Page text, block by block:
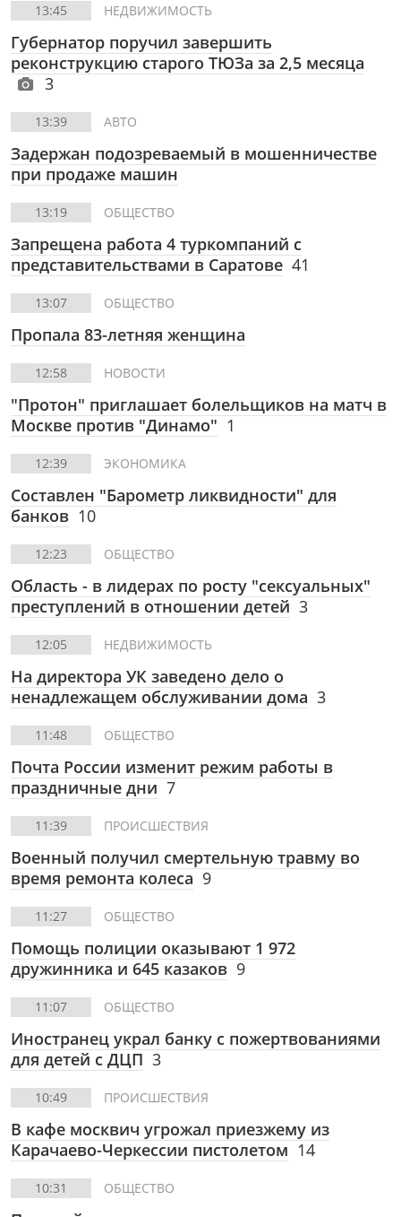
13:45 НЕДВИЖИМОСТЬ
Губернатор поручил завершить
реконструкцию старого ТЮЗа за 2,5 месяца
3
13:39 АВТО
Задержан подозреваемый в мошенничестве
при продаже машин
13:19 ОБЩЕСТВО
Запрещена работа 4 туркомпаний с
представительствами в Саратове 41
13:07 ОБЩЕСТВО
Пропала 83-летняя женщина
12:58 НОВОСТИ
"Протон" приглашает болельщиков на матч в
Москве против "Динамо" 1
12:39 ЭКОНОМИКА
Составлен "Барометр ликвидности" для
банков 10
12:23 ОБЩЕСТВО
Область - в лидерах по росту "сексуальных"
преступлений в отношении детей 3
12:05 НЕДВИЖИМОСТЬ
На директора УК заведено дело о
ненадлежащем обслуживании дома 3
11:48 ОБЩЕСТВО
Почта России изменит режим работы в
праздничные дни 7
11:39 ПРОИСШЕСТВИЯ
Военный получил смертельную травму во
время ремонта колеса 9
11:27 ОБЩЕСТВО
Помощь полиции оказывают 1 972
дружинника и 645 казаков 9
11:07 ОБЩЕСТВО
Иностранец украл банку с пожертвованиями
для детей с ДЦП 3
10:49 ПРОИСШЕСТВИЯ
В кафе москвич угрожал приезжему из
Карачаево-Черкессии пистолетом 14
10:31 ОБЩЕСТВО